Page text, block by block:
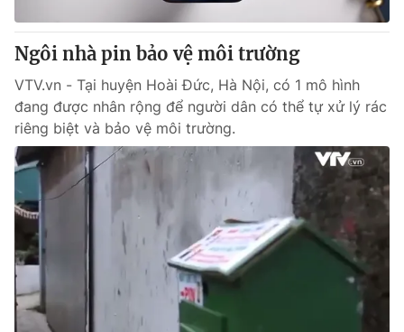
Tư vấn
Chuyên mục khác
Emagazine Podcast
Photo Infographic
Video Shorts video
VTV Money VTV Thể thao
VTV Sức khoẻ Bất động sản
Ngôi nhà pin bảo vệ môi trường
VTV.vn - Tại huyện Hoài Đức, Hà Nội, có 1 mô hình
đang được nhân rộng để người dân có thể tự xử lý rác
riêng biệt và bảo vệ môi trường.